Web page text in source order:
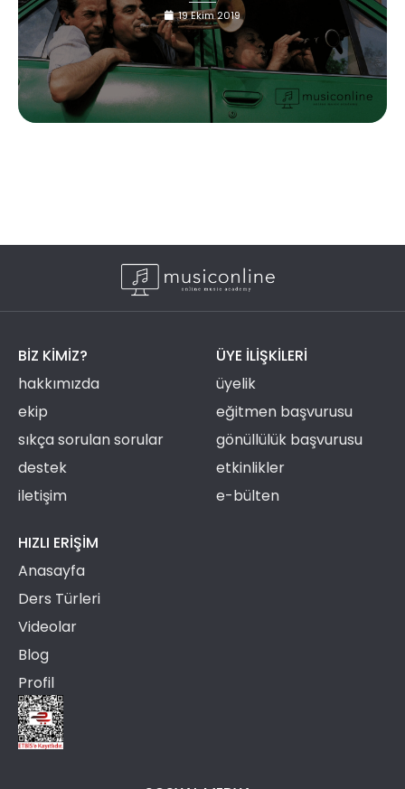
19 Ekim 2019
BIZ KIMIZ?
hakkımızda
ekip
sıkça sorulan sorular
destek
iletişim
ÜYE ILIŞKILERI
üyelik
eğitmen başvurusu
gönüllülük başvurusu
etkinlikler
e-bülten
HIZLI ERIŞIM
Anasayfa
Ders Türleri
Videolar
Blog
Profil